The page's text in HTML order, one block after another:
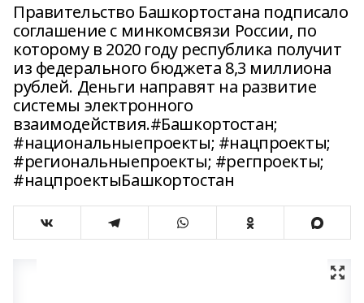
Правительство Башкортостана подписало
соглашение с минкомсвязи России, по
которому в 2020 году республика получит
из федерального бюджета 8,3 миллиона
рублей. Деньги направят на развитие
системы электронного
взаимодействия.#Башкортостан;
#национальныепроекты; #нацпроекты;
#региональныепроекты; #регпроекты;
#нацпроектыБашкортостан